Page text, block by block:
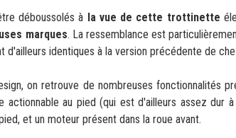
déboussolés à la vue de cette trottinette
marques. La ressemblance est
d'ailleurs identiques à la version précédente de
on retrouve de nombreuses fonctionnalités
actionnable au pied (qui est d'ailleurs assez dur
et un moteur présent dans la roue avant.